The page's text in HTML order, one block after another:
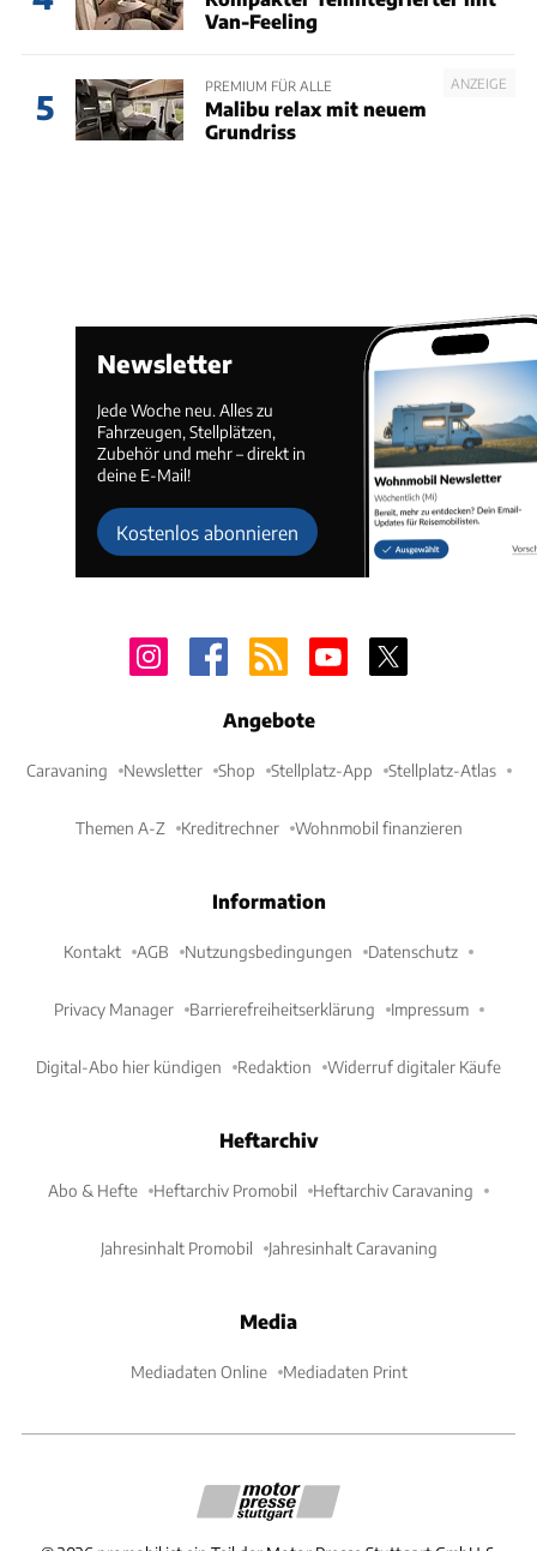
Van-Feeling
5
ANZEIGE
PREMIUM FÜR ALLE
Malibu relax mit neuem
Grundriss
Newsletter
Jede Woche neu. Alles zu
Fahrzeugen, Stellplätzen,
Zubehör und mehr – direkt in
deine E-Mail!
Kostenlos abonnieren
Angebote
Caravaning Newsletter Shop Stellplatz-App Stellplatz-Atlas
Themen A-Z Kreditrechner Wohnmobil finanzieren
Information
Kontakt AGB Nutzungsbedingungen Datenschutz
Privacy Manager Barrierefreiheitserklärung Impressum
Digital-Abo hier kündigen Redaktion Widerruf digitaler Käufe
Heftarchiv
Abo & Hefte Heftarchiv Promobil Heftarchiv Caravaning
Jahresinhalt Promobil Jahresinhalt Caravaning
Media
Mediadaten Online Mediadaten Print